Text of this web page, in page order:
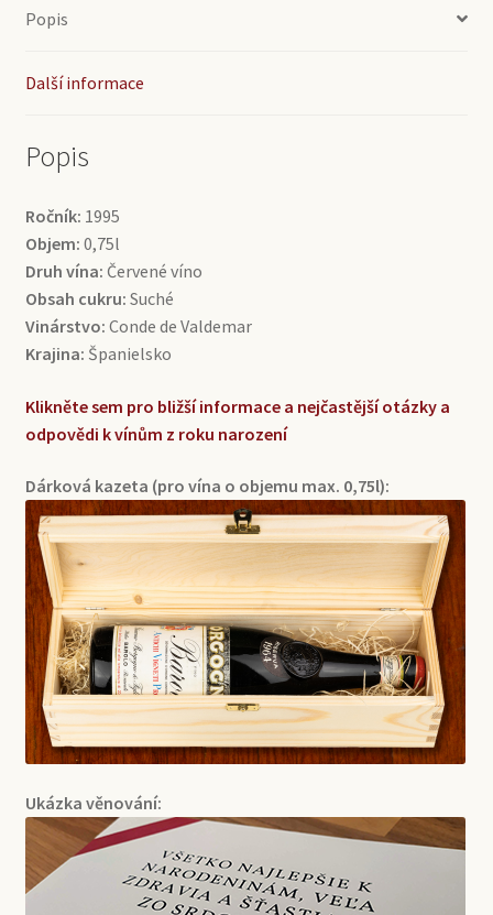
množství
Popis
Další informace
Popis
Ročník: 1995
Objem: 0,75l
Druh vína: Červené víno
Obsah cukru: Suché
Vinárstvo: Conde de Valdemar
Krajina: Španielsko
Klikněte sem pro bližší informace a nejčastější otázky a
odpovědi k vínům z roku narození
Dárková kazeta (pro vína o objemu max. 0,75l):
Ukázka věnování: